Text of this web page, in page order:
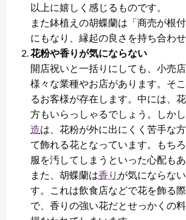
以上に嬉しく感じるものです。
また鉢植えの胡蝶蘭は「商売が根
にもなり、縁起の良さを持ち合わせ
花粉や香りが気にならない
開店祝いと一括りにしても、小売
様々な業種やお店があります。そ
るお客様が存在します。中には、
方もいらっしゃるでしょう。しか
造は、花粉が外に出にくく苦手な
て飾れる花となっています。もち
服を汚してしまうといった心配もあ
また、胡蝶蘭は香り が気にならな
す。これは飲食店などで花を飾る
で、香りの強い花だとせっかくの